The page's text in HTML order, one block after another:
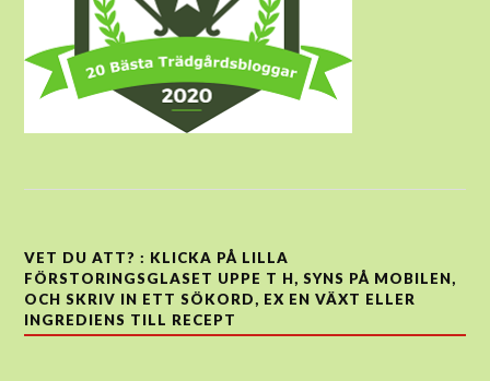
VET DU ATT? : KLICKA PÅ LILLA
FÖRSTORINGSGLASET UPPE T H, SYNS PÅ MOBILEN,
OCH SKRIV IN ETT SÖKORD, EX EN VÄXT ELLER
INGREDIENS TILL RECEPT